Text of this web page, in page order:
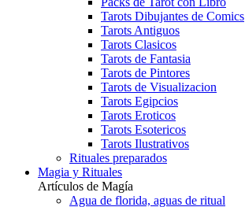
Tarots Dibujantes de Comics
Tarots Antiguos
Tarots Clasicos
Tarots de Fantasia
Tarots de Pintores
Tarots de Visualizacion
Tarots Egipcios
Tarots Eroticos
Tarots Esotericos
Tarots Ilustrativos
Rituales preparados
Magia y Rituales
Artículos de Magía
Agua de florida, aguas de ritual